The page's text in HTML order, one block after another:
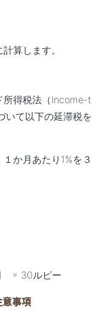
算します。
所得税法（Income-t
いて以下の延滞税を
か月あたり1%を３
= 30ルピー
事項